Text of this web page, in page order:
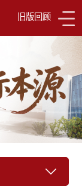
旧版回顾